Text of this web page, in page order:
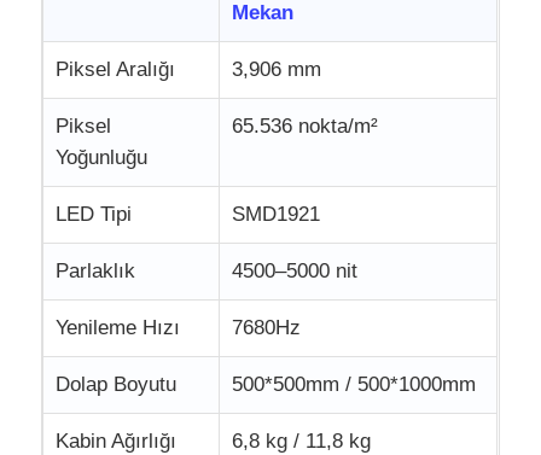
Mekan
Piksel Aralığı 3,906 mm
Piksel
Yoğunluğu
65.536 nokta/m²
LED Tipi SMD1921
Parlaklık 4500–5000 nit
Yenileme Hızı 7680Hz
Dolap Boyutu 500*500mm / 500*1000mm
Kabin Ağırlığı 6,8 kg / 11,8 kg